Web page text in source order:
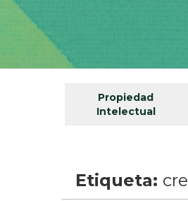
Propiedad
Intelectual
Etiqueta: